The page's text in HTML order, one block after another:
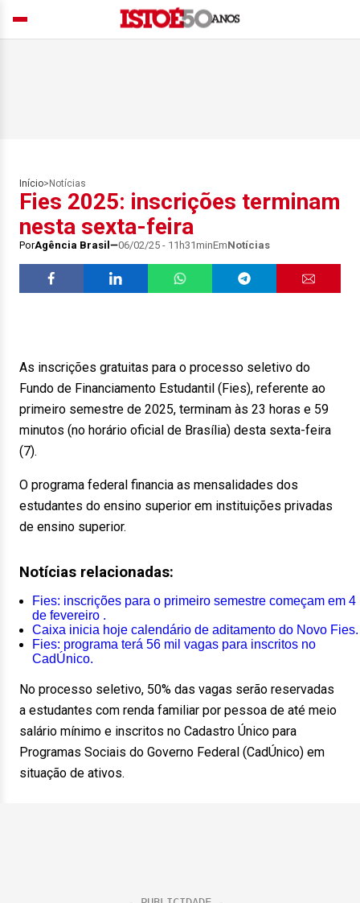
Início> Notícias
Fies 2025: inscrições terminam
nesta sexta-feira
PorAgência Brasil 06/02/25 - 11h31minEmNotícias
As inscrições gratuitas para o processo seletivo do
Fundo de Financiamento Estudantil (Fies), referente ao
primeiro semestre de 2025, terminam às 23 horas e 59
minutos (no horário oficial de Brasília) desta sexta-feira
(7).
O programa federal financia as mensalidades dos
estudantes do ensino superior em instituições privadas
de ensino superior.
Notícias relacionadas:
Fies: inscrições para o primeiro semestre começam em 4
de fevereiro .
Caixa inicia hoje calendário de aditamento do Novo Fies.
Fies: programa terá 56 mil vagas para inscritos no
CadÚnico.
No processo seletivo, 50% das vagas serão reservadas
a estudantes com renda familiar por pessoa de até meio
salário mínimo e inscritos no Cadastro Único para
Programas Sociais do Governo Federal (CadÚnico) em
situação de ativos.